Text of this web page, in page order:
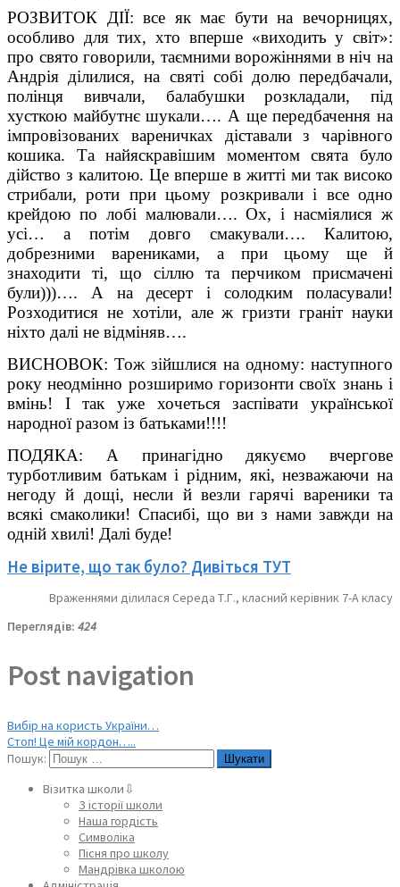
РОЗВИТОК ДІЇ: все як має бути на вечорницях,
особливо для тих, хто вперше «виходить у світ»:
про свято говорили, таємними ворожіннями в ніч на
Андрія ділилися, на святі собі долю передбачали,
полінця вивчали, балабушки розкладали, під
хусткою майбутнє шукали…. А ще передбачення на
імпровізованих вареничках діставали з чарівного
кошика. Та найяскравішим моментом свята було
дійство з калитою. Це вперше в житті ми так високо
стрибали, роти при цьому розкривали і все одно
крейдою по лобі малювали…. Ох, і насміялися ж
усі… а потім довго смакували…. Калитою,
добрезними варениками, а при цьому ще й
знаходити ті, що сіллю та перчиком присмачені
були)))…. А на десерт і солодким поласували!
Розходитися не хотіли, але ж гризти граніт науки
ніхто далі не відміняв….
ВИСНОВОК: Тож зійшлися на одному: наступного
року неодмінно розширимо горизонти своїх знань і
вмінь! І так уже хочеться заспівати української
народної разом із батьками!!!!
ПОДЯКА: А принагідно дякуємо вчергове
турботливим батькам і рідним, які, незважаючи на
негоду й дощі, несли й везли гарячі вареники та
всякі смаколики! Спасибі, що ви з нами завжди на
одній хвилі! Далі буде!
Не вірите, що так було? Дивіться ТУТ
Враженнями ділилася Середа Т.Г., класний керівник 7-А класу
Переглядів: 424
Post navigation
Вибір на користь України…
Стоп! Це мій кордон…..
Пошук:
Візитка школи⇩
З історії школи
Наша гордість
Символіка
Пісня про школу
Мандрівка школою